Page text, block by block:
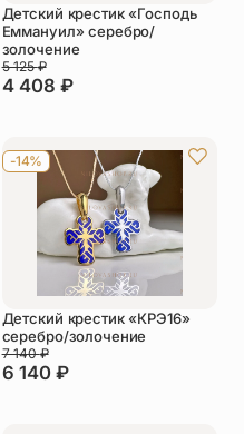
Детский крестик «Господь
Еммануил» серебро/
золочение
4 408 ₽
5 125₽
-14%
Детский крестик «КРЭ16»
серебро/золочение
6 140 ₽
7 140₽